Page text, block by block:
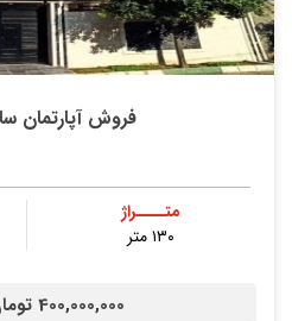
فروش آپارتمان
متــــراژ
۱۳۰ متر
400,000,000 تومان /